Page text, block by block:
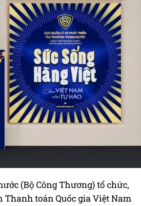
(Bộ Công Thương) tổ chức,
Thanh toán Quốc gia Việt Nam